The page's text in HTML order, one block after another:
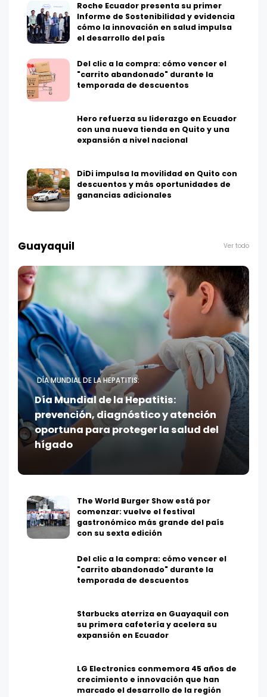
Roche Ecuador presenta su primer
Informe de Sostenibilidad y evidencia
cómo la innovación en salud impulsa
el desarrollo del país
Del clic a la compra: cómo vencer el
"carrito abandonado" durante la
temporada de descuentos
Hero refuerza su liderazgo en Ecuador
con una nueva tienda en Quito y una
expansión a nivel nacional
DiDi impulsa la movilidad en Quito con
descuentos y más oportunidades de
ganancias adicionales
Guayaquil Ver todo
DÍA MUNDIAL DE LA HEPATITIS:
Día Mundial de la Hepatitis:
prevención, diagnóstico y atención
oportuna para proteger la salud del
hígado
The World Burger Show está por
comenzar: vuelve el festival
gastronómico más grande del país
con su sexta edición
Del clic a la compra: cómo vencer el
"carrito abandonado" durante la
temporada de descuentos
Starbucks aterriza en Guayaquil con
su primera cafetería y acelera su
expansión en Ecuador
LG Electronics conmemora 45 años de
crecimiento e innovación que han
marcado el desarrollo de la región